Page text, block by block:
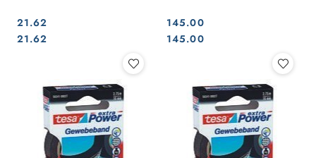
Cena:
21.62
Cena:
21.62 Cena:
145.00
Cena:
145.00